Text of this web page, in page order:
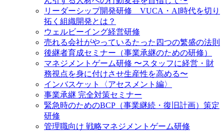
リーダーシップ開発研修 VUCA・AI時代を切り
拓く組織開発とは？
ウェルビーイング経営研修
売れる会社がやっているたった四つの繁盛の法則
後継者育成セミナー（事業承継のための研修）
マネジメントゲーム研修 〜スタッフに経営・財
務視点を身に付けさせ生産性を高める〜
インバスケット〈アセスメント編〉
事業承継 完全対策セミナー
緊急時のためのBCP（事業継続・復旧計画）策定
研修
管理職向け 戦略マネジメントゲーム研修